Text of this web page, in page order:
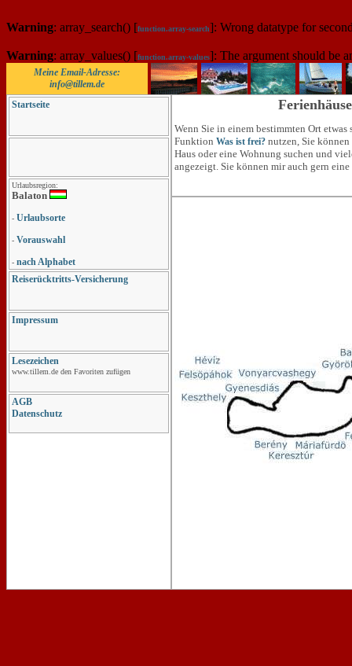
Warning: array_search() [function.array-search]: Wrong datatype for
Warning: array_values() [function.array-values]: The argument should be
Meine Email-Adresse:
info@tillem.de
Startseite
Urlaubsregion:
Balaton
- Urlaubsorte
- Vorauswahl
- nach Alphabet
Reiserücktritts-Versicherung
Impressum
Lesezeichen
www.tillem.de den Favoriten zufügen
AGB
Datenschutz
Wenn Sie in einem bestimmten Ort
Funktion Was ist frei? nutzen, Sie
Haus oder eine Wohnung suchen und
angezeigt. Sie können mir auch gern eine